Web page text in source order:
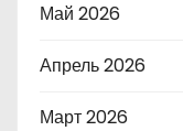
Май 2026
Апрель 2026
Март 2026